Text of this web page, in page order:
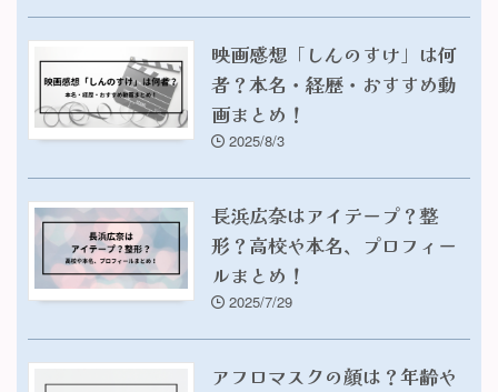
映画感想「しんのすけ」は何
者？本名・経歴・おすすめ動
画まとめ！
2025/8/3
長浜広奈はアイテープ？整
形？高校や本名、プロフィー
ルまとめ！
2025/7/29
アフロマスクの顔は？年齢や